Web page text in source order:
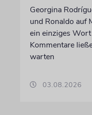
Georgina
und Ronaldo auf
ein einziges
Kommentare
warten
03.08.2026